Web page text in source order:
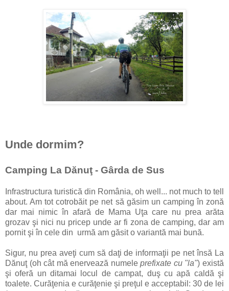
Unde dormim?
Camping La Dănuţ - Gârda de Sus
Infrastructura turistică din România, oh well... not much to tell
about. Am tot cotrobăit pe net să găsim un camping în zonă
dar mai nimic în afară de Mama Uţa care nu prea arăta
grozav şi nici nu pricep unde ar fi zona de camping, dar am
pornit şi în cele din urmă am găsit o variantă mai bună.
Sigur, nu prea aveţi cum să daţi de informaţii pe net însă La
Dănuţ (oh cât mă enervează numeleprefixate cu "la") există
şi oferă un ditamai locul de campat, duş cu apă caldă şi
toalete. Curăţenia e curăţenie şi preţul e acceptabil: 30 de lei